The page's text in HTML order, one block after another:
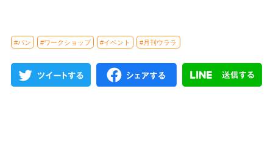
#パン #ワークショップ #イベント #月刊ウララ